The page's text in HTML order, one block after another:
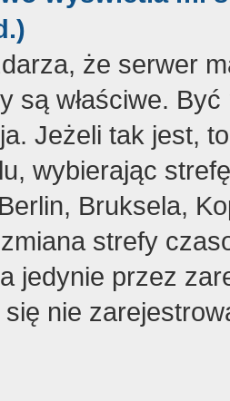
że serwer
są właściwe.
Jeżeli tak jest,
wybierając
Bruksela,
strefy
jedynie przez
nie